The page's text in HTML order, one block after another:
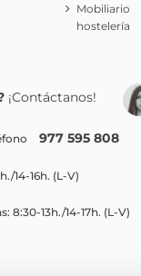
Mobiliario
hostelería
¡Contáctanos!
977 595 808
14-16h. (L-V)
8:30-13h./14-17h. (L-V)